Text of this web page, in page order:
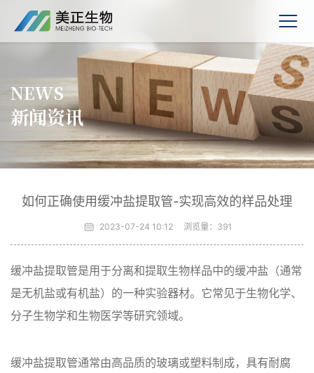
NEWS
新闻资讯
如何正确使用缓冲盐提取管-实现高效的样品处理
2023-07-24 10:12 浏览量： 391
缓冲盐提取管是用于分离和提取生物样品中的缓冲盐（通常
是无机盐或有机盐）的一种实验器材。它常见于生物化学、
分子生物学和生物医学等研究领域。
缓冲盐提取管通常由高品质的玻璃或塑料制成，具有耐腐